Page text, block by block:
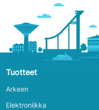
Tuotteet
Arkeen
Elektroniikka